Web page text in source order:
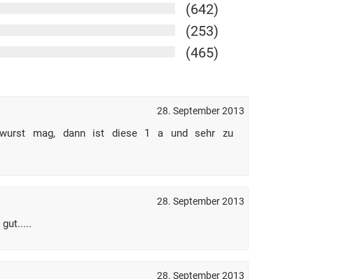
(642)
(253)
(465)
28. September 2013
mag, dann ist diese 1 a und sehr zu
28. September 2013
28. September 2013